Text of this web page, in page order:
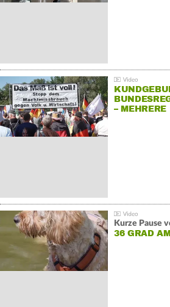
– MEHRERE
Kurze Pause
36 GRAD